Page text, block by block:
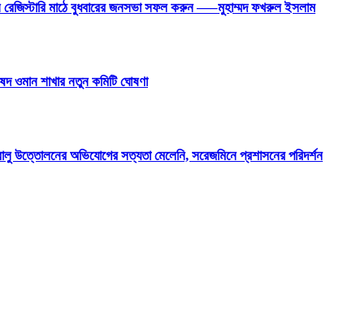
মাঠে বুধবারের জনসভা সফল করুন —–মুহাম্মদ ফখরুল ইসলাম
ওমান শাখার নতুন কমিটি ঘোষণা
উত্তোলনের অভিযোগের সত্যতা মেলেনি, সরেজমিনে প্রশাসনের পরিদর্শন